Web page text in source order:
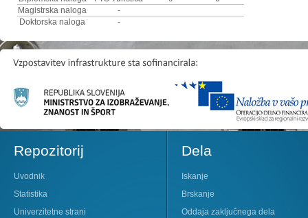
Magistrska naloga
-
Doktorska naloga
-
Repozitorij
Uvodnik
Statistika
Univerzitetne strani
Dela
Iskanje
Brskanje
Oddaja zaključnega dela